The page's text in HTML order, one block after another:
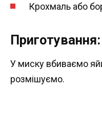
Крохмаль або
Приготування:
У миску вбиваємо
розмішуємо.